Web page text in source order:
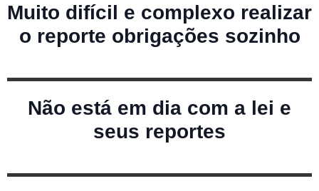
Muito difícil e complexo realizar
o reporte obrigações sozinho
Não está em dia com a lei e
seus reportes